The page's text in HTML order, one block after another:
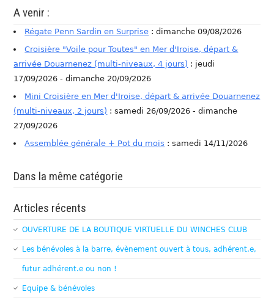
A venir :
Régate Penn Sardin en Surprise : dimanche 09/08/2026
Croisière "Voile pour Toutes" en Mer d'Iroise, départ &
arrivée Douarnenez (multi-niveaux, 4 jours) : jeudi
17/09/2026 - dimanche 20/09/2026
Mini Croisière en Mer d'Iroise, départ & arrivée Douarnenez
(multi-niveaux, 2 jours) : samedi 26/09/2026 - dimanche
27/09/2026
Assemblée générale + Pot du mois : samedi 14/11/2026
Dans la même catégorie
Articles récents
OUVERTURE DE LA BOUTIQUE VIRTUELLE DU WINCHES CLUB
Les bénévoles à la barre, évènement ouvert à tous, adhérent.e,
futur adhérent.e ou non !
Equipe & bénévoles